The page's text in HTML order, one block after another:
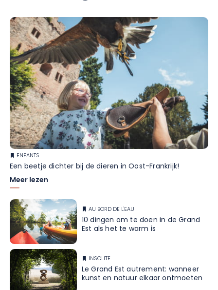
ENFANTS
Een beetje dichter bij de dieren in Oost-Frankrijk!
Meer lezen
AU BORD DE L'EAU
10 dingen om te doen in de Grand
Est als het te warm is
INSOLITE
Le Grand Est autrement: wanneer
kunst en natuur elkaar ontmoeten